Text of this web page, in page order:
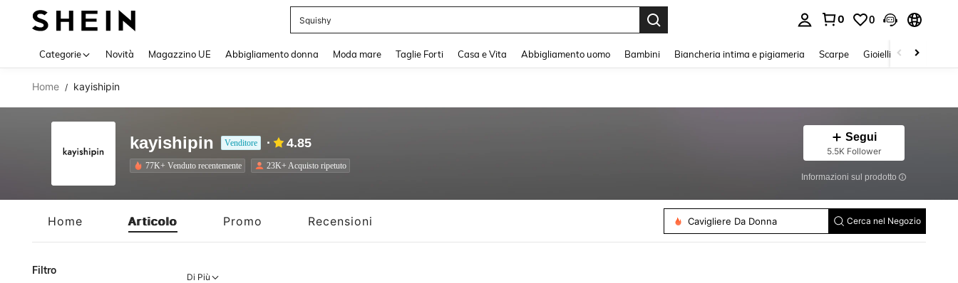
Squishy
0 0
Categorie Novità Magazzino UE Abbigliamento donna Moda mare Taglie Forti Casa e Vita Abbigliamento uomo Bambini Biancheria intima e pigiameria Scarpe Gioielli E Accessori
Home / kayishipin
kayishipin Venditore 4.85
77K+ Venduto recentemente 23K+ Acquisto ripetuto
Segui
5.5K Follower
Informazioni sul prodotto
Home Articolo Promo Recensioni
Bracciali A Catena
Choker
Cavigliere Da Donna
Cerca nel Negozio
Filtro
Di Più